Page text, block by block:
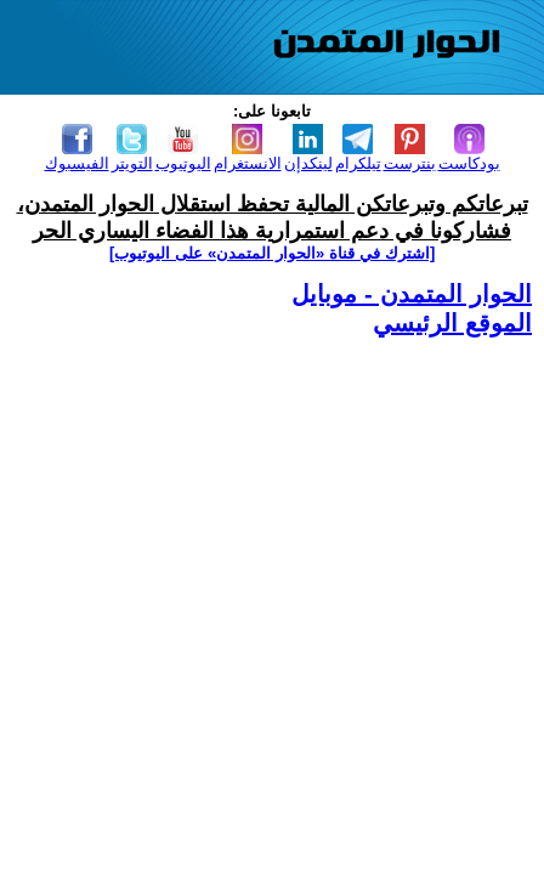
تابعونا على:
الفيسبوك التويتر اليوتيوب الانستغرام لينكدإن تيلكرامبنترست بودكاست
تبرعاتكم وتبرعاتكن المالية تحفظ استقلال الحوار المتمدن،
فشاركونا في دعم استمرارية هذا الفضاء اليساري الحر
[اشترك في قناة ‫«الحوار المتمدن» على اليوتيوب]
الحوار المتمدن - موبايل
الموقع الرئيسي